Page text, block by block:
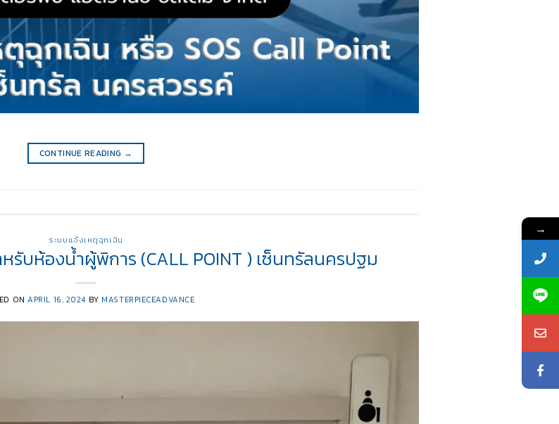
CONTINUE READING →
ระบบแจ้งเหตุฉุกเฉิน
รับห้องน้ำผู้พิการ (CALL POINT ) เซ็นทรัลนครปฐม
ONAPRIL 16, 2024 BY MASTERPIECEADVANCE
→